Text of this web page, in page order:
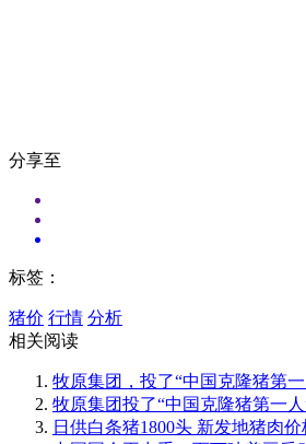
分享至
标签：
猪价 行情 分析
相关阅读
牧原集团，投了“中国克隆猪第
牧原集团投了“中国克隆猪第一人
日供白条猪1800头 新发地猪肉